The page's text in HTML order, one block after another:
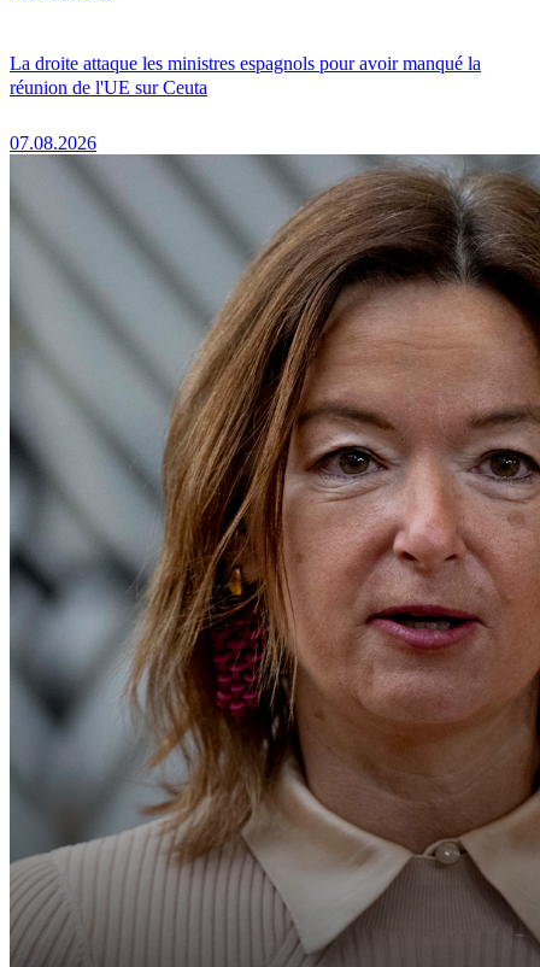
La droite attaque les ministres espagnols pour avoir manqué la
réunion de l'UE sur Ceuta
07.08.2026